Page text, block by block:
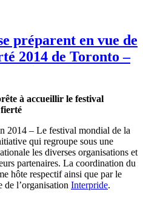
préparent en vue de
2014 de Toronto –
à accueillir le festival
2014 – Le festival mondial de la
qui regroupe sous une
les diverses organisations et
partenaires. La coordination du
hôte respectif ainsi que par le
de l’organisation Interpride.